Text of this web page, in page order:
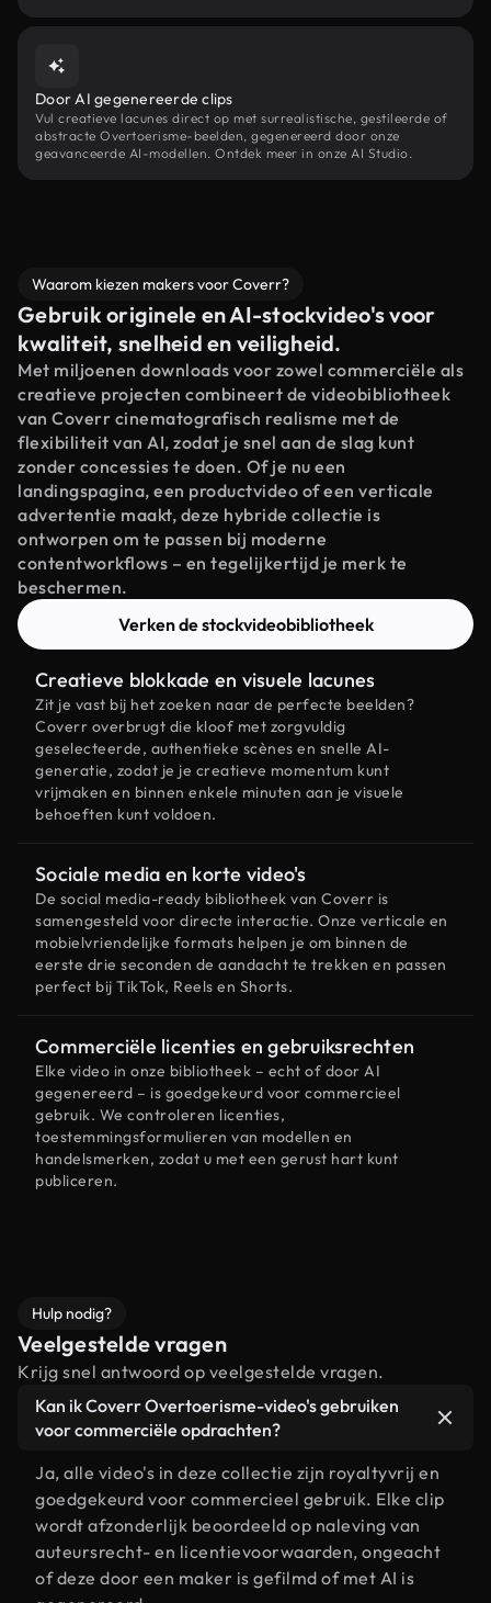
Door AI gegenereerde clips
Vul creatieve lacunes direct op met surrealistische, gestileerde of
abstracte Overtoerisme-beelden, gegenereerd door onze
geavanceerde AI-modellen. Ontdek meer in onze AI Studio.
Waarom kiezen makers voor Coverr?
Gebruik originele en AI-stockvideo's voor
kwaliteit, snelheid en veiligheid.
Met miljoenen downloads voor zowel commerciële als
creatieve projecten combineert de videobibliotheek
van Coverr cinematografisch realisme met de
flexibiliteit van AI, zodat je snel aan de slag kunt
zonder concessies te doen. Of je nu een
landingspagina, een productvideo of een verticale
advertentie maakt, deze hybride collectie is
ontworpen om te passen bij moderne
contentworkflows – en tegelijkertijd je merk te
beschermen.
Verken de stockvideobibliotheek
Creatieve blokkade en visuele lacunes
Zit je vast bij het zoeken naar de perfecte beelden?
Coverr overbrugt die kloof met zorgvuldig
geselecteerde, authentieke scènes en snelle AI-
generatie, zodat je je creatieve momentum kunt
vrijmaken en binnen enkele minuten aan je visuele
behoeften kunt voldoen.
Sociale media en korte video's
De social media-ready bibliotheek van Coverr is
samengesteld voor directe interactie. Onze verticale en
mobielvriendelijke formats helpen je om binnen de
eerste drie seconden de aandacht te trekken en passen
perfect bij TikTok, Reels en Shorts.
Commerciële licenties en gebruiksrechten
Elke video in onze bibliotheek – echt of door AI
gegenereerd – is goedgekeurd voor commercieel
gebruik. We controleren licenties,
toestemmingsformulieren van modellen en
handelsmerken, zodat u met een gerust hart kunt
publiceren.
Hulp nodig?
Veelgestelde vragen
Krijg snel antwoord op veelgestelde vragen.
Kan ik Coverr Overtoerisme-video's gebruiken
voor commerciële opdrachten?
Ja, alle video's in deze collectie zijn royaltyvrij en
goedgekeurd voor commercieel gebruik. Elke clip
wordt afzonderlijk beoordeeld op naleving van
auteursrecht- en licentievoorwaarden, ongeacht
of deze door een maker is gefilmd of met AI is